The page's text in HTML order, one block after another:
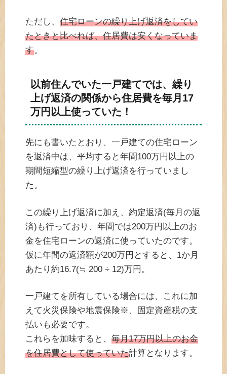
ただし、 住宅ローンの繰り上げ返済をしてい
たときと比べれば、住居費は安くなっていま
す。
以前住んでいた一戸建てでは、繰り
上げ返済の関係から住居費を毎月17
万円以上使っていた！
先にも書いたとおり、一戸建ての住宅ローン
を返済中は、平均すると年間100万円以上の
期間短縮型の繰り上げ返済を行っていまし
た。
この繰り上げ返済に加え、約定返済(毎月の返
済)も行っており、年間では200万円以上のお
金を住宅ローンの返済に使っていたのです。
仮に年間の返済額が200万円とすると、1か月
あたり約16.7(≒ 200 ÷ 12)万円。
一戸建てを所有している場合には、これに加
えて火災保険や地震保険※、固定資産税の支
払いも必要です。
これらを加味すると、 毎月17万円以上のお金
を住居費として使っていた計算となります。